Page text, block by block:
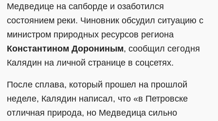
Медведице на сапборде и озаботился
состоянием реки. Чиновник обсудил ситуацию с
министром природных ресурсов региона
Константином Дорониным, сообщил сегодня
Калядин на личной странице в соцсетях.
После сплава, который прошел на прошлой
неделе, Калядин написал, что «в Петровске
отличная природа, но Медведица сильно